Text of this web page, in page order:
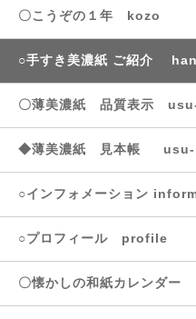
〇こうぞの１年 kozo
○手すき美濃紙 ご紹介
〇薄美濃紙 品質表示
◆薄美濃紙 見本帳 usu-
○インフォメーション
○プロフィール profile
〇懐かしの和紙カレンダ